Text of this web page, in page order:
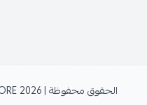
الحقوق محفوظة | 2026